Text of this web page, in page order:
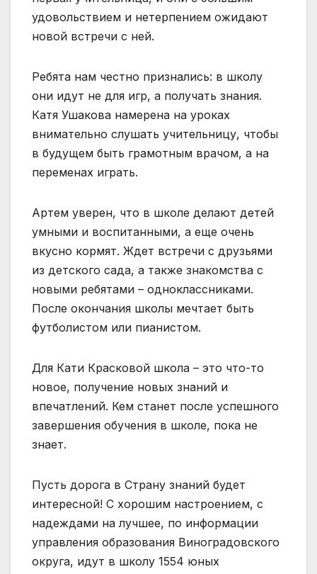
удовольствием и нетерпением ожидают
новой встречи с ней.
Ребята нам честно признались: в школу
они идут не для игр, а получать знания.
Катя Ушакова намерена на уроках
внимательно слушать учительницу, чтобы
в будущем быть грамотным врачом, а на
переменах играть.
Артем уверен, что в школе делают детей
умными и воспитанными, а еще очень
вкусно кормят. Ждет встречи с друзьями
из детского сада, а также знакомства с
новыми ребятами – одноклассниками.
После окончания школы мечтает быть
футболистом или пианистом.
Для Кати Красковой школа – это что-то
новое, получение новых знаний и
впечатлений. Кем станет после успешного
завершения обучения в школе, пока не
знает.
Пусть дорога в Страну знаний будет
интересной! С хорошим настроением, с
надеждами на лучшее, по информации
управления образования Виноградовского
округа, идут в школу 1554 юных